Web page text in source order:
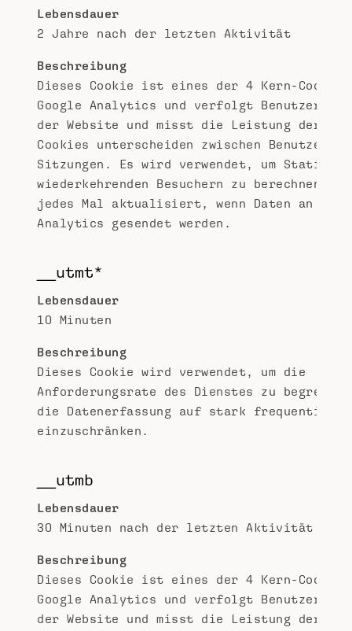
Lebensdauer
2 Jahre nach der letzten Aktivität
Beschreibung
Dieses Cookie ist eines der 4 Kern-
Google Analytics und verfolgt
der Website und misst die Leistung der
Cookies unterscheiden zwischen Benutzern
Sitzungen. Es wird verwendet, um
wiederkehrenden Besuchern zu berechnen,
jedes Mal aktualisiert, wenn Daten an
Analytics gesendet werden.
__utmt*
Lebensdauer
10 Minuten
Beschreibung
Dieses Cookie wird verwendet, um die
Anforderungsrate des Dienstes zu
die Datenerfassung auf stark
einzuschränken.
__utmb
Lebensdauer
30 Minuten nach der letzten Aktivität
Beschreibung
Dieses Cookie ist eines der 4 Kern-
Google Analytics und verfolgt
der Website und misst die Leistung der